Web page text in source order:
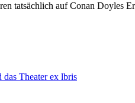
tatsächlich auf Conan Doyles